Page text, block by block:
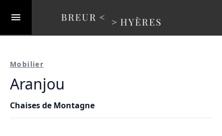
Mobilier
Aranjou
Chaises de Montagne